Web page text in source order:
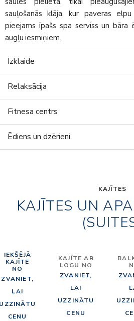
sauļošanās klāja, kur paveras
pieejams īpašs spa serviss un bāra
augļu iesmiņiem.
Izklaide
Relaksācija
Fitnesa centrs
Ēdiens un dzērieni
KAJĪTES
KAJĪTES UN
IEKŠĒJĀ
KAJĪTE
NO
ZVANIET,
LAI
CENU
KAJĪTE AR
LOGU NO
ZVANIET,
LAI
UZZINĀTU
CENU